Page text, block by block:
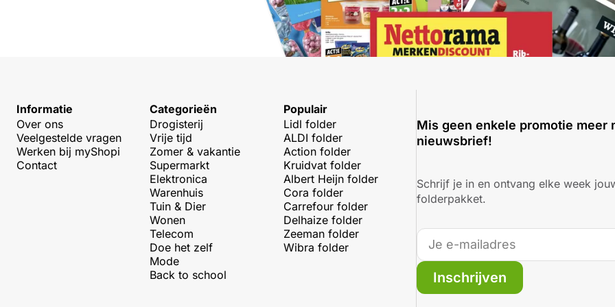
Informatie
Over ons
Veelgestelde vragen
Werken bij myShopi
Contact
Categorieën
Drogisterij
Vrije tijd
Zomer & vakantie
Supermarkt
Elektronica
Warenhuis
Tuin & Dier
Wonen
Telecom
Doe het zelf
Mode
Back to school
Populair
Lidl folder
ALDI folder
Action folder
Kruidvat folder
Albert Heijn folder
Cora folder
Carrefour folder
Delhaize folder
Zeeman folder
Wibra folder
Mis geen enkele promotie meer
nieuwsbrief!
Schrijf je in en ontvang elke week
folderpakket.
Inschrijven